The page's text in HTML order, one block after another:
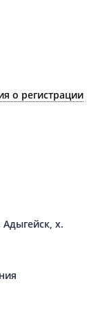
о регистрации
Адыгейск, х.